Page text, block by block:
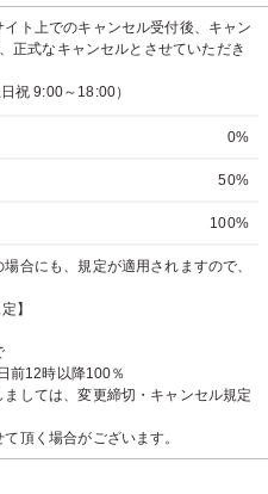
ト上でのキャンセル受付後、キャン
正式なキャンセルとさせていただき
祝 9:00～18:00）
0%
50%
100%
合にも、規定が適用されますので、
】
前12時以降100％
しては、変更締切・キャンセル規定
頂く場合がございます。